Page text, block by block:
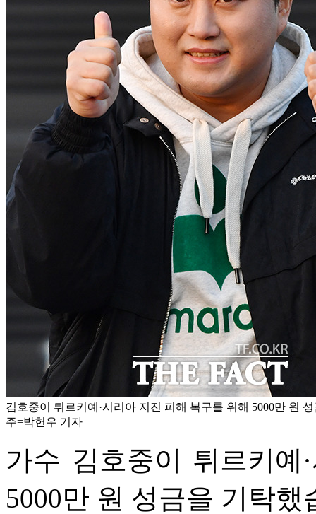
김호중이 튀르키예·시리아 지진 피해 복구를 위해 5000만 원
주=박헌우 기자
가수 김호중이 튀르키예
5000만 원 성금을 기탁했